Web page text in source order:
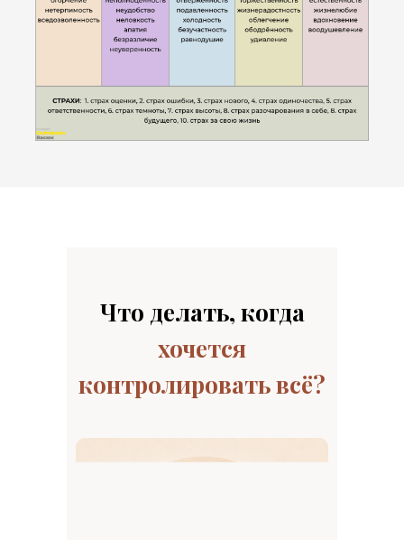
Что делать, когда
хочется
контролировать всё?